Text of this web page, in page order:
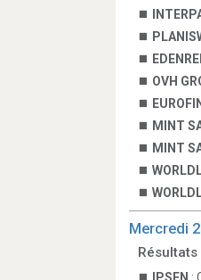
OVH
MINT
MINT
Mercredi